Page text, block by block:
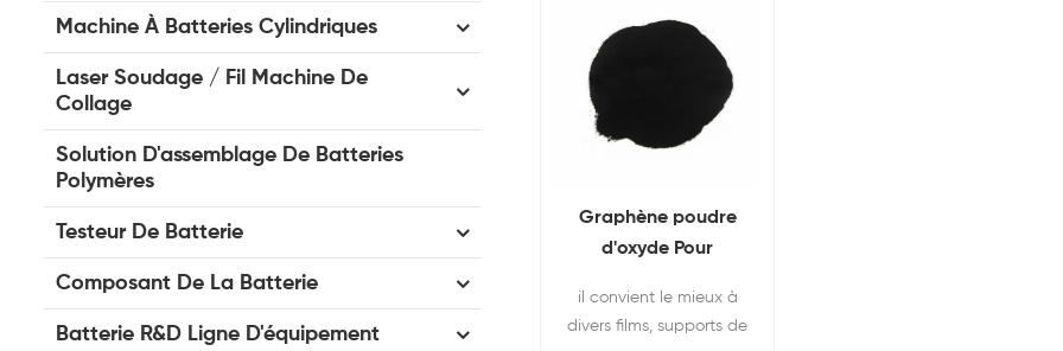
Machine À Batteries Cylindriques
Laser Soudage / Fil Machine De
Collage
Solution D'assemblage De Batteries
Polymères
Testeur De Batterie
Composant De La Batterie
Batterie R&D Ligne D'équipement
Graphène poudre
d'oxyde Pour
il convient le mieux à
divers films, supports de